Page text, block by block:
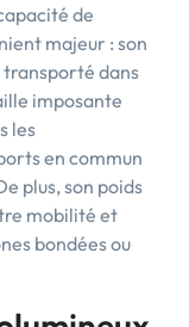
de
majeur : son
dans
imposante
les
en commun
plus, son poids
mobilité et
bondées ou